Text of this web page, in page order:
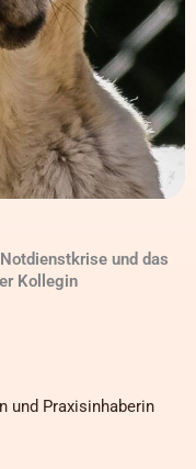
und das
Kollegin
und Praxisinhaberin